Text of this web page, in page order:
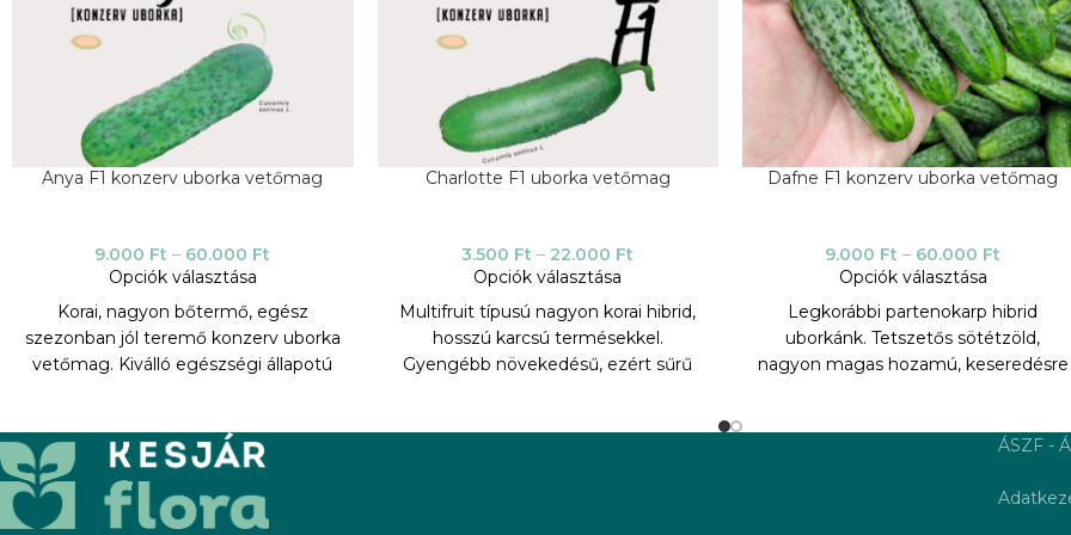
Anya F1 konzerv uborka vetőmag
9.000 Ft – 60.000 Ft
Opciók választása
Korai, nagyon bőtermő, egész
szezonban jól teremő konzerv uborka
vetőmag. Kiválló egészségi állapotú
illetve egy jégeső után. Nagy ellenálló
képessége van a varasodás, és a
mozaikvírus ellen. Tüskés
partenokarpikus hibrid, valamivel
Charlotte F1 uborka vetőmag
3.500 Ft – 22.000 Ft
Opciók választása
Multifruit típusú nagyon korai hibrid,
hosszú karcsú termésekkel.
Gyengébb növekedésű, ezért sűrű
Dafne F1 konzerv uborka vetőmag
9.000 Ft – 60.000 Ft
Opciók választása
Legkorábbi partenokarp hibrid
uborkánk. Tetszetős sötétzöld,
nagyon magas hozamú, keseredésre
gyümölcsöket terem. Jól tűri a
képessége kiváló. Nagy
ÁSZF -